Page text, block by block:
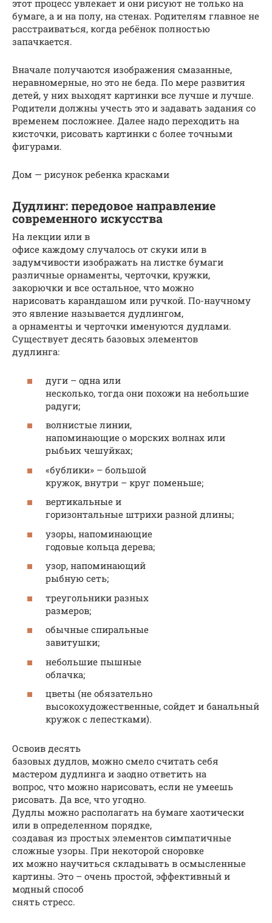
этот процесс увлекает и они рисуют не только на
бумаге, а и на полу, на стенах. Родителям главное не
расстраиваться, когда ребёнок полностью
запачкается.
Вначале получаются изображения смазанные,
неравномерные, но это не беда. По мере развития
детей, у них выходят картинки все лучше и лучше.
Родители должны учесть это и задавать задания со
временем посложнее. Далее надо переходить на
кисточки, рисовать картинки с более точными
фигурами.
Дом — рисунок ребенка красками
Дудлинг: передовое направление
современного искусства
На лекции или в
офисе каждому случалось от скуки или в
задумчивости изображать на листке бумаги
различные орнаменты, черточки, кружки,
закорючки и все остальное, что можно
нарисовать карандашом или ручкой. По-научному
это явление называется дудлингом,
а орнаменты и черточки именуются дудлами.
Существует десять базовых элементов
дудлинга:
дуги – одна или
несколько, тогда они похожи на небольшие
радуги;
волнистые линии,
напоминающие о морских волнах или
рыбьих чешуйках;
«бублики» – большой
кружок, внутри – круг поменьше;
вертикальные и
горизонтальные штрихи разной длины;
узоры, напоминающие
годовые кольца дерева;
узор, напоминающий
рыбную сеть;
треугольники разных
размеров;
обычные спиральные
завитушки;
небольшие пышные
облачка;
цветы (не обязательно
высокохудожественные, сойдет и банальный
кружок с лепестками).
Освоив десять
базовых дудлов, можно смело считать себя
мастером дудлинга и заодно ответить на
вопрос, что можно нарисовать, если не умеешь
рисовать. Да все, что угодно.
Дудлы можно располагать на бумаге хаотически
или в определенном порядке,
создавая из простых элементов симпатичные
сложные узоры. При некоторой сноровке
их можно научиться складывать в осмысленные
картины. Это – очень простой, эффективный и
модный способ
снять стресс.